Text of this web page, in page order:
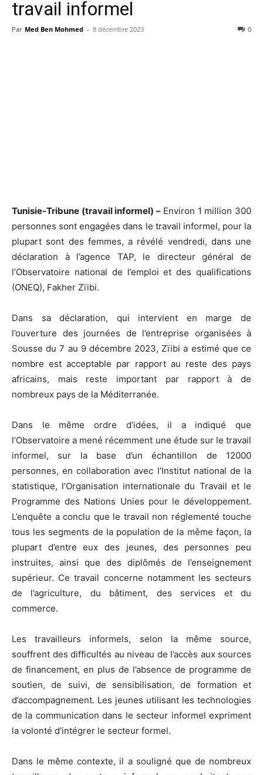
travail informel
Par Med Ben Mohmed - 8 décembre 2023 0
Tunisie-Tribune (travail informel) – Environ 1 million 300
personnes sont engagées dans le travail informel, pour la
plupart sont des femmes, a révélé vendredi, dans une
déclaration à l’agence TAP, le directeur général de
l’Observatoire national de l’emploi et des qualifications
(ONEQ), Fakher Zïibi.
Dans sa déclaration, qui intervient en marge de
l’ouverture des journées de l’entreprise organisées à
Sousse du 7 au 9 décembre 2023, Zïibi a estimé que ce
nombre est acceptable par rapport au reste des pays
africains, mais reste important par rapport à de
nombreux pays de la Méditerranée.
Dans le même ordre d’idées, il a indiqué que
l’Observatoire a mené récemment une étude sur le travail
informel, sur la base d’un échantillon de 12000
personnes, en collaboration avec l’Institut national de la
statistique, l’Organisation internationale du Travail et le
Programme des Nations Unies pour le développement.
L’enquête a conclu que le travail non réglementé touche
tous les segments de la population de la même façon, la
plupart d’entre eux des jeunes, des personnes peu
instruites, ainsi que des diplômés de l’enseignement
supérieur. Ce travail concerne notamment les secteurs
de l’agriculture, du bâtiment, des services et du
commerce.
Les travailleurs informels, selon la même source,
souffrent des difficultés au niveau de l’accès aux sources
de financement, en plus de l’absence de programme de
soutien, de suivi, de sensibilisation, de formation et
d’accompagnement. Les jeunes utilisant les technologies
de la communication dans le secteur informel expriment
la volonté d’intégrer le secteur formel.
Dans le même contexte, il a souligné que de nombreux